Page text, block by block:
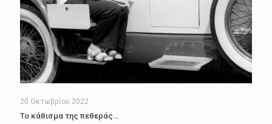
20 Οκτωβρίου 2022
Το κάθισμα της πεθεράς…